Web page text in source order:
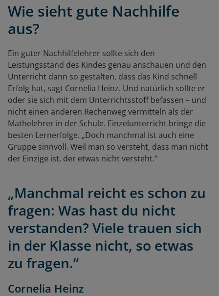
Wie sieht gute Nachhilfe
aus?
Ein guter Nachhilfelehrer sollte sich den
Leistungsstand des Kindes genau anschauen und den
Unterricht dann so gestalten, dass das Kind schnell
Erfolg hat, sagt Cornelia Heinz. Und natürlich sollte er
oder sie sich mit dem Unterrichtsstoff befassen – und
nicht einen anderen Rechenweg vermitteln als der
Mathelehrer in der Schule. Einzelunterricht bringe die
besten Lernerfolge. „Doch manchmal ist auch eine
Gruppe sinnvoll. Weil man so versteht, dass man nicht
der Einzige ist, der etwas nicht versteht.“
„Manchmal reicht es schon zu
fragen: Was hast du nicht
verstanden? Viele trauen sich
in der Klasse nicht, so etwas
zu fragen.”
Cornelia Heinz